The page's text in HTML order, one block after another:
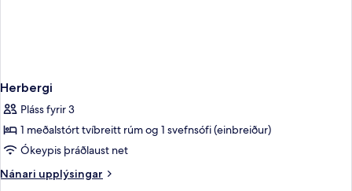
Herbergi
Pláss fyrir 3
1 meðalstórt tvíbreitt rúm og 1 svefnsófi (einbreiður)
Ókeypis þráðlaust net
Nánari upplýsingar
Nánari